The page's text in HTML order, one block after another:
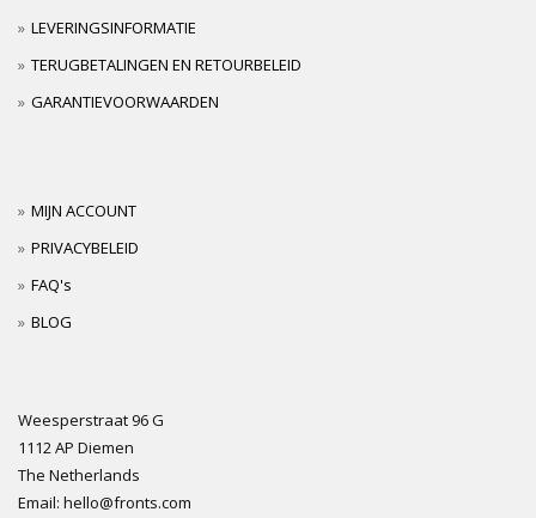
LEVERINGSINFORMATIE
TERUGBETALINGEN EN RETOURBELEID
GARANTIEVOORWAARDEN
MIJN ACCOUNT
PRIVACYBELEID
FAQ's
BLOG
Weesperstraat 96 G
1112 AP Diemen
The Netherlands
Email: hello@fronts.com